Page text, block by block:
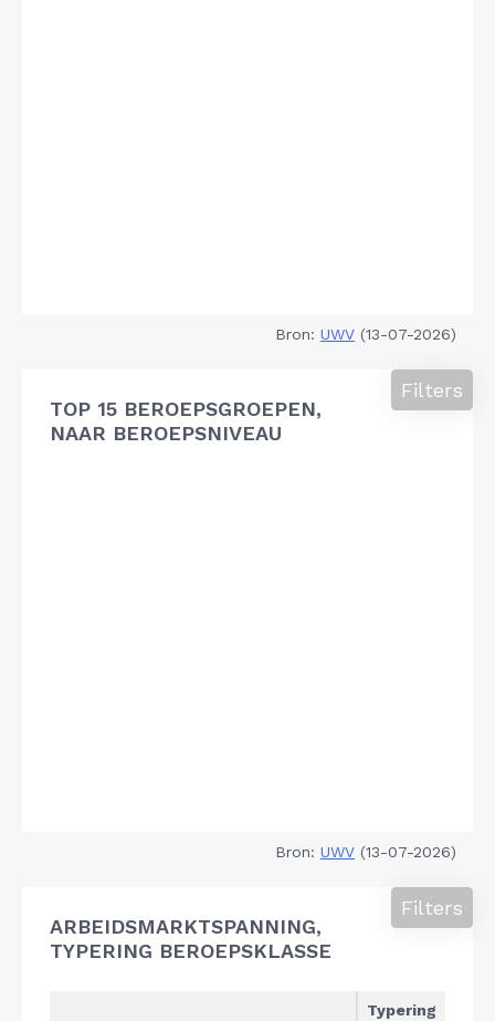
Bron: UWV (13-07-2026)
TOP 15 BEROEPSGROEPEN,
NAAR BEROEPSNIVEAU
Filters
Bron: UWV (13-07-2026)
ARBEIDSMARKTSPANNING,
TYPERING BEROEPSKLASSE
Filters